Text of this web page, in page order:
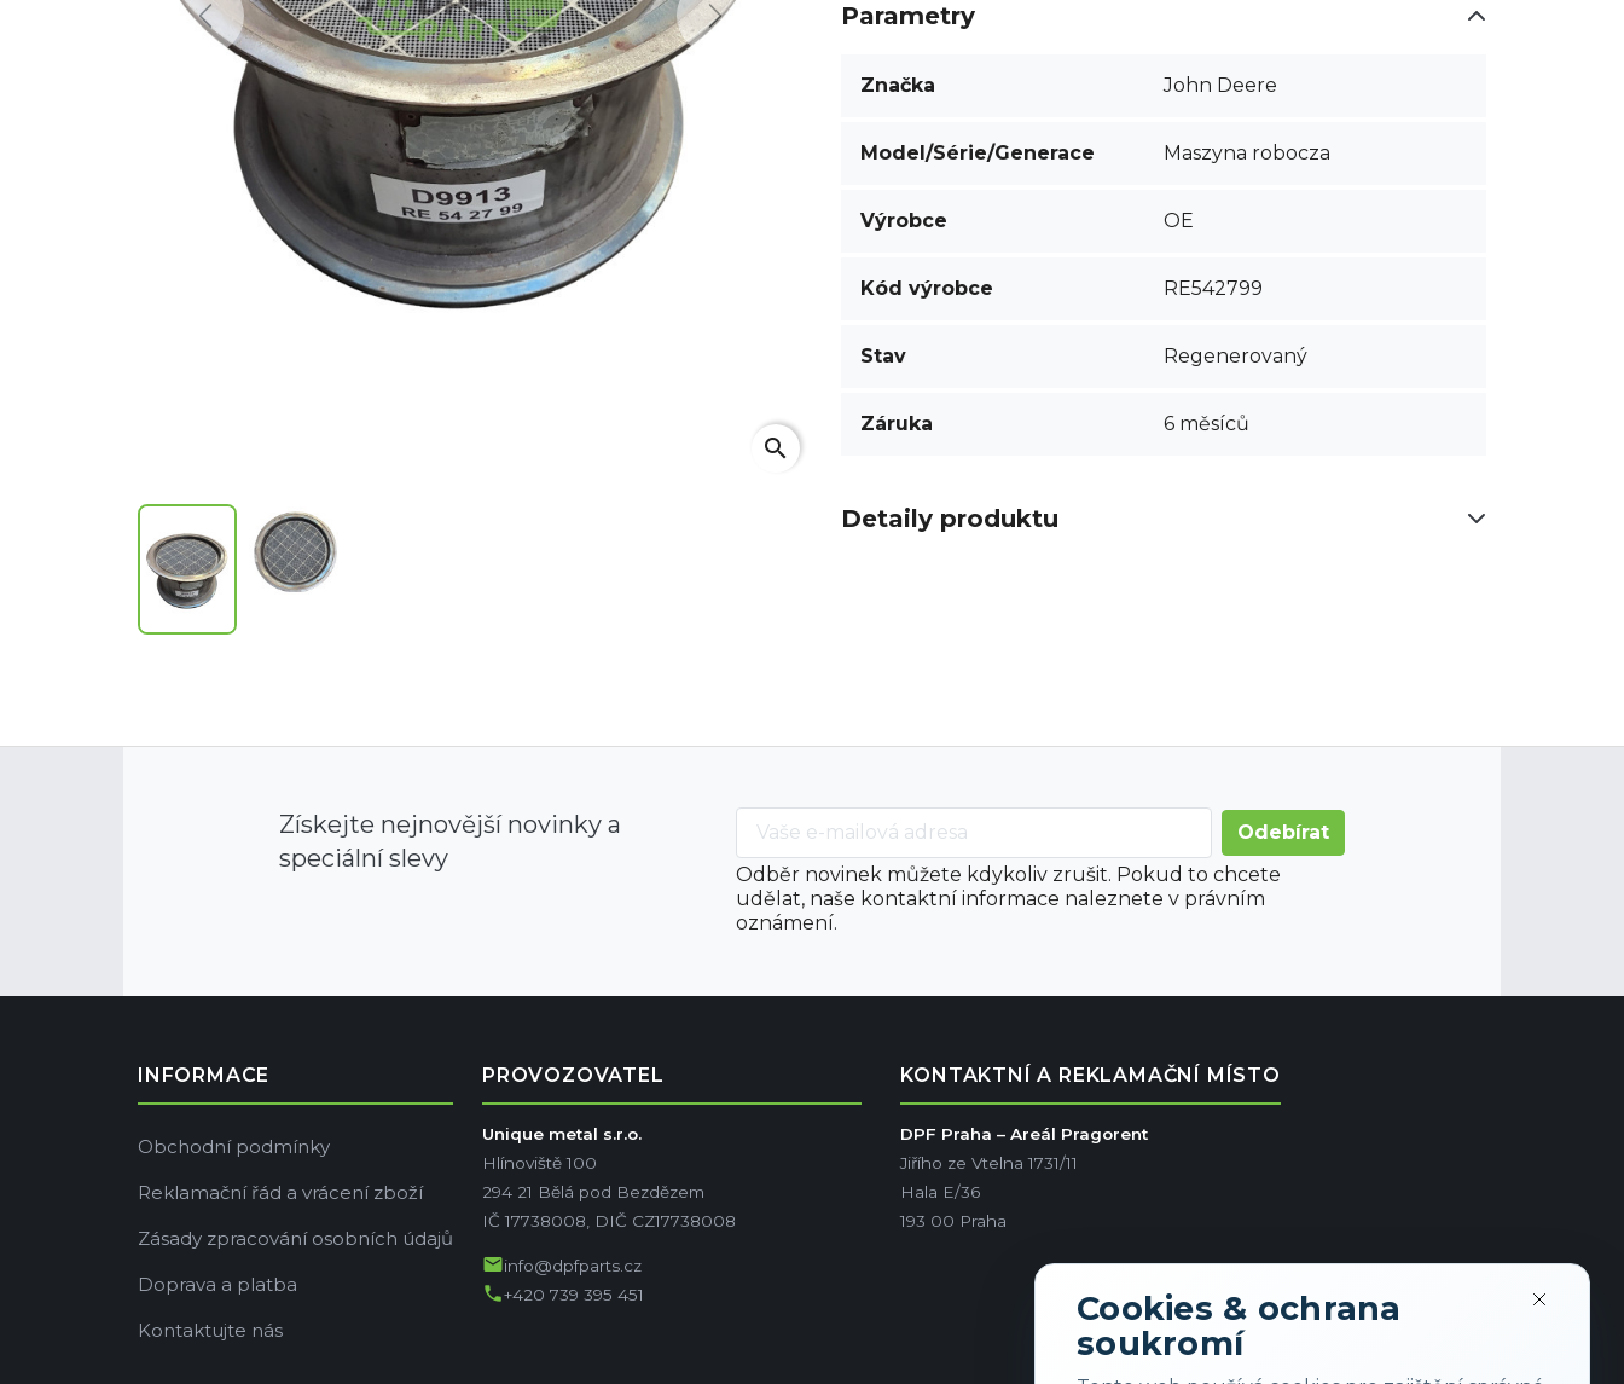
Previous Next
search
Parametry
Značka John Deere
Model/Série/Generace Maszyna robocza
Výrobce OE
Kód výrobce RE542799
Stav Regenerovaný
Záruka 6 měsíců
Detaily produktu
Získejte nejnovější novinky a
speciální slevy
Odběr novinek můžete kdykoliv zrušit. Pokud to chcete
udělat, naše kontaktní informace naleznete v právním
oznámení.
INFORMACE
Obchodní podmínky
Reklamační řád a vrácení zboží
Zásady zpracování osobních údajů
Doprava a platba
Kontaktujte nás
PROVOZOVATEL
Unique metal s.r.o.
Hlínoviště 100
294 21 Bělá pod Bezdězem
IČ 17738008, DIČ CZ17738008
mailinfo@dpfparts.cz
phone+420 739 395 451
KONTAKTNÍ A REKLAMAČNÍ MÍSTO
DPF Praha – Areál Pragorent
Jiřího ze Vtelna 1731/11
Hala E/36
193 00 Praha
Cookies & ochrana
soukromí